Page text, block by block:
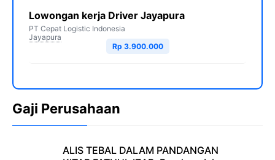
Lowongan kerja Driver Jayapura
PT Cepat Logistic Indonesia
Jayapura
Rp 3.900.000
Gaji Perusahaan
ALIS TEBAL DALAM PANDANGAN